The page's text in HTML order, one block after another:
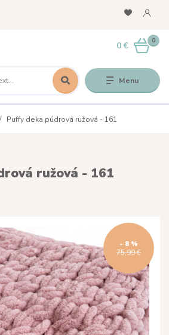
Menu
0
0 €
Puffy deka púdrová ružová - 161
ružová - 161
75,99 €
- 8 %